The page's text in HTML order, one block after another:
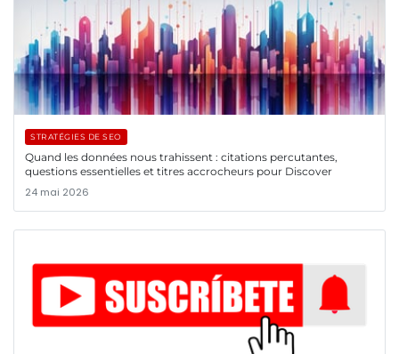
STRATÉGIES DE SEO
Quand les données nous trahissent : citations percutantes,
questions essentielles et titres accrocheurs pour Discover
24 mai 2026